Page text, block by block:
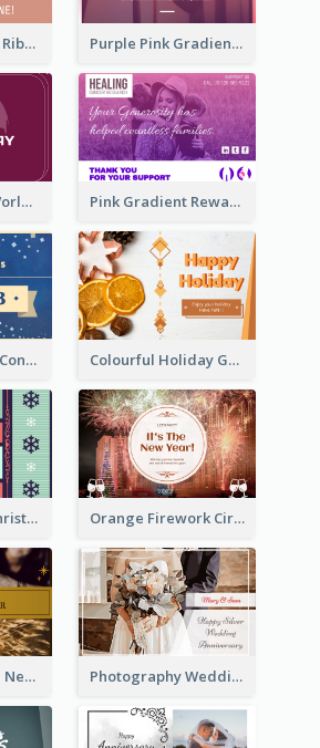
Pink Hearts And Ribbon Patterns World Cancer Day Greeting Card Purple Pink Gradient World Cancer Day Greeting Card
Purple Simple World Cancer Day Greeting Card Pink Gradient Reward For Donation Card Design
Simple New Job Congratulations Card In Yellow And Blue Colourful Holiday Greeting Card In Orange Theme
Lovely Classic Christmas Greeting Card Design Orange Firework Circle New Year Greeting Card
Gold And Brown New Year Celebration Greeting Card Photography Wedding Anniversary Card With Drawing Effect